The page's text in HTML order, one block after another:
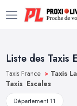
Liste des Taxis
Taxis France > Taxis
Taxis Escales
Département 11